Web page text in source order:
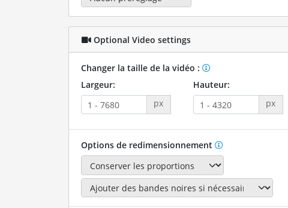
Optional Video settings
Changer la taille de la vidéo :
Largeur:
px
Hauteur:
px
Options de redimensionnement